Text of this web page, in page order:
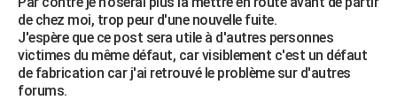
de chez moi, trop peur d'une nouvelle fuite.
J'espère que ce post sera utile à d'autres personnes
victimes du même défaut, car visiblement c'est un défaut
de fabrication car j'ai retrouvé le problème sur d'autres
forums.